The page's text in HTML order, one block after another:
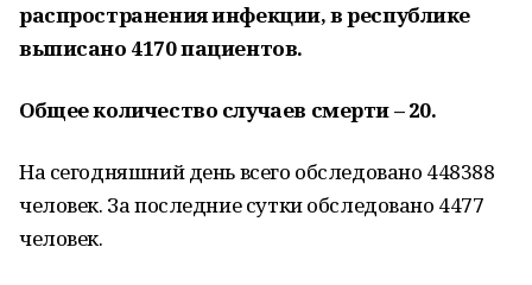
распространения инфекции, в республике
выписано 4170 пациентов.
Общее количество случаев смерти – 20.
На сегодняшний день всего обследовано 448388
человек. За последние сутки обследовано 4477
человек.